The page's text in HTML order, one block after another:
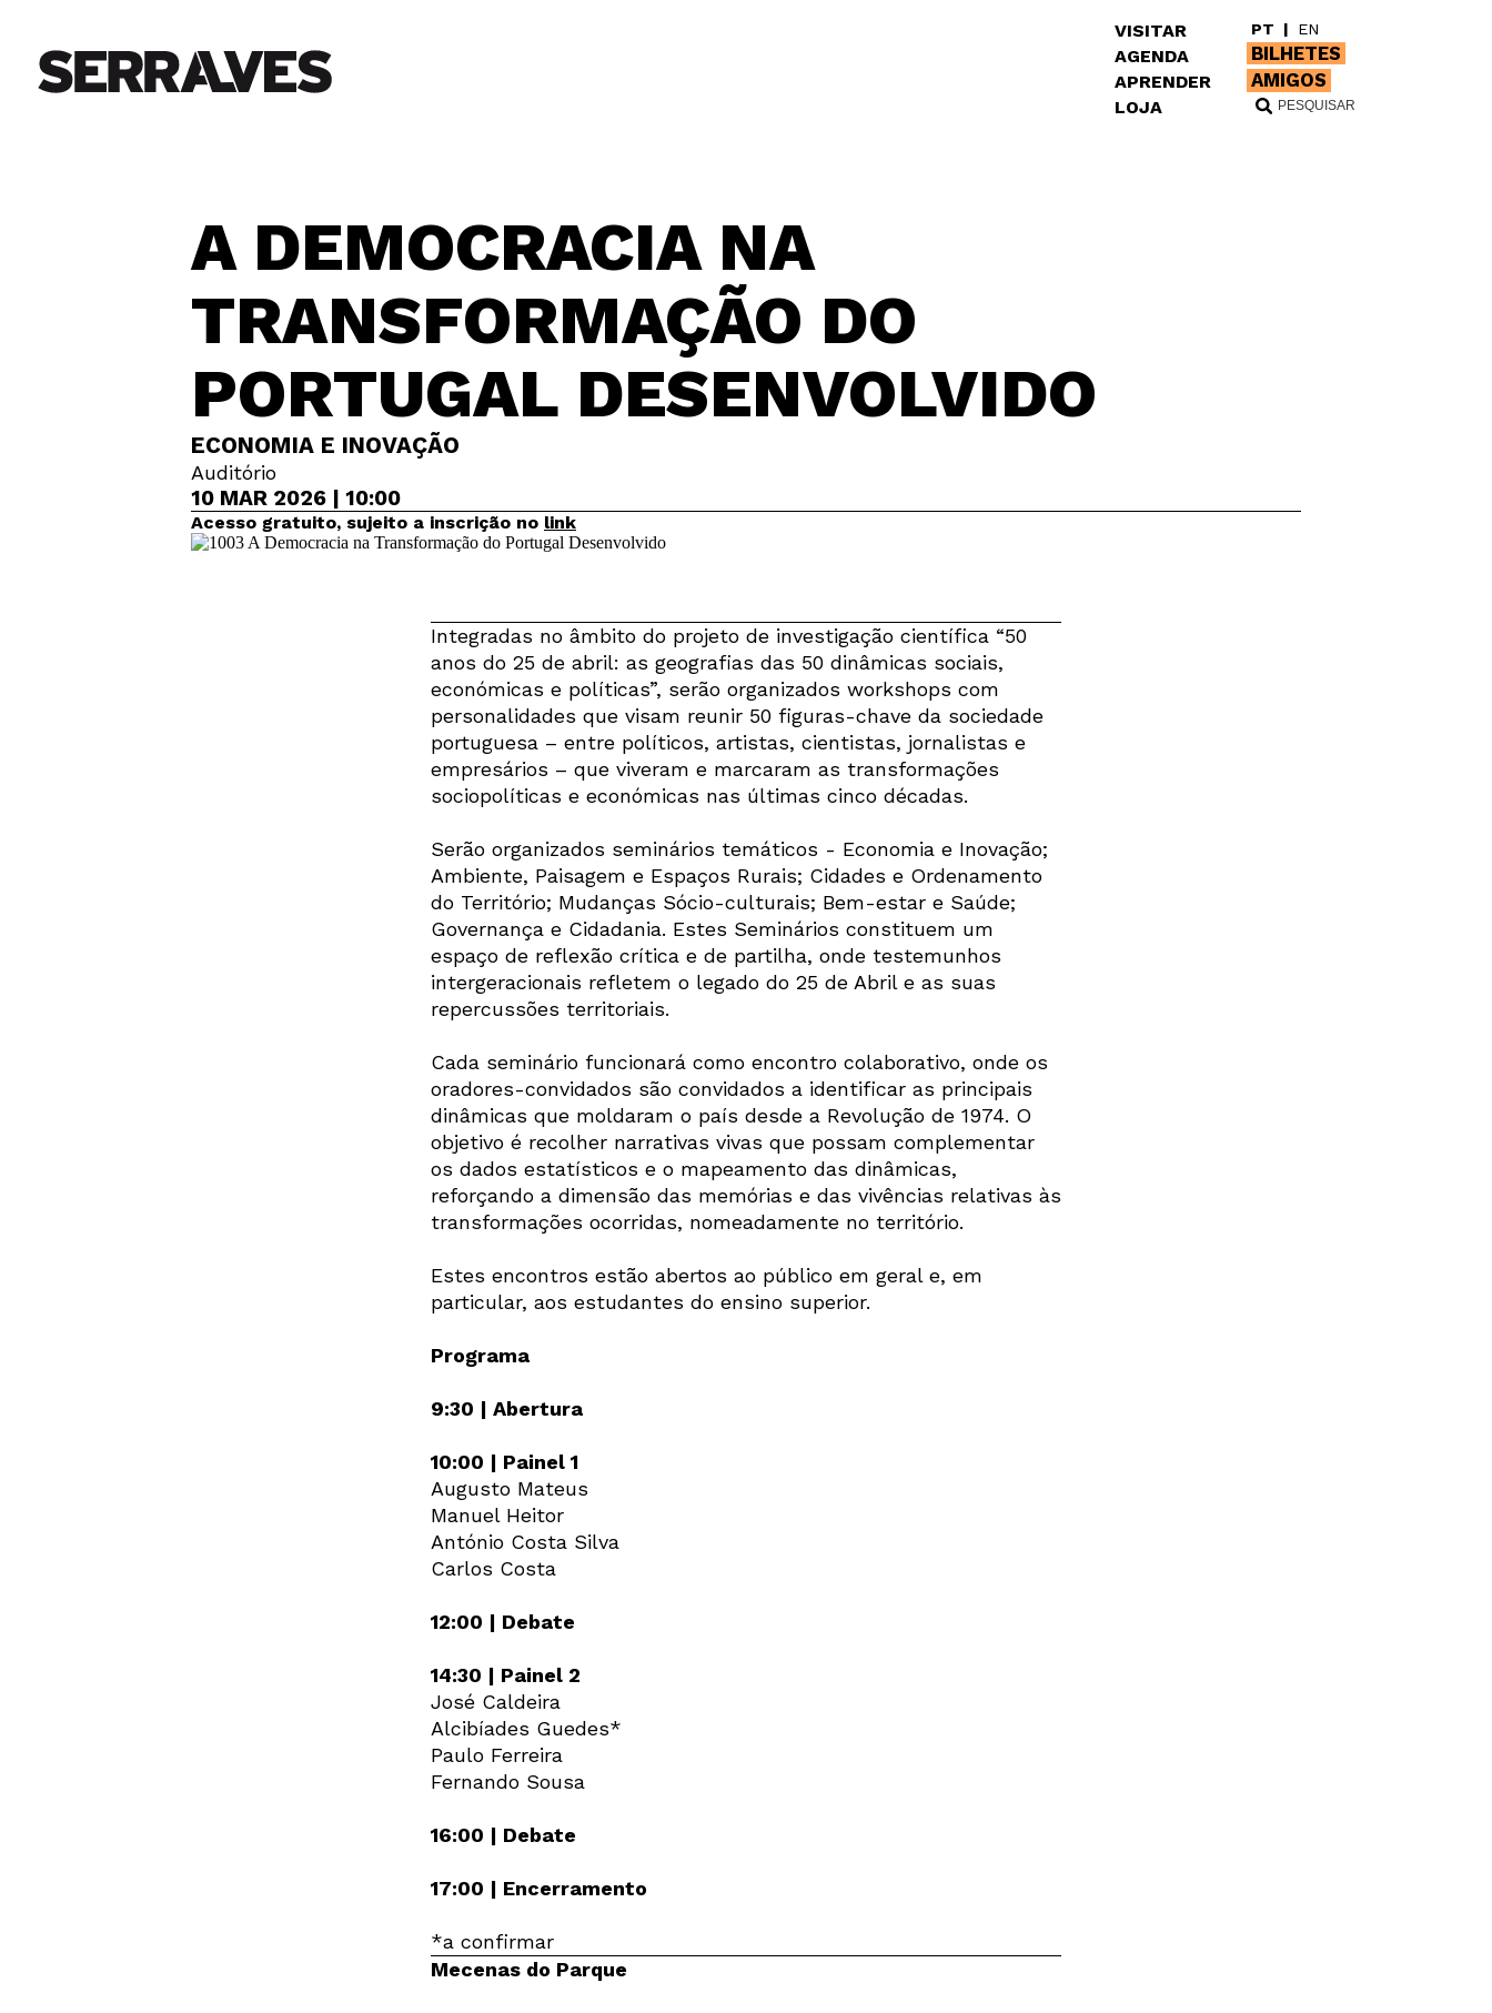
VISITAR
AGENDA
APRENDER
LOJA
PT | EN
BILHETES
AMIGOS
A DEMOCRACIA NA
TRANSFORMAÇÃO DO
PORTUGAL DESENVOLVIDO
ECONOMIA E INOVAÇÃO
Auditório
10 MAR 2026 | 10:00
Acesso gratuito, sujeito a inscrição no link
Integradas no âmbito do projeto de investigação científica “50
anos do 25 de abril: as geografias das 50 dinâmicas sociais,
económicas e políticas”, serão organizados workshops com
personalidades que visam reunir 50 figuras-chave da sociedade
portuguesa – entre políticos, artistas, cientistas, jornalistas e
empresários – que viveram e marcaram as transformações
sociopolíticas e económicas nas últimas cinco décadas.
Serão organizados seminários temáticos - Economia e Inovação;
Ambiente, Paisagem e Espaços Rurais; Cidades e Ordenamento
do Território; Mudanças Sócio-culturais; Bem-estar e Saúde;
Governança e Cidadania. Estes Seminários constituem um
espaço de reflexão crítica e de partilha, onde testemunhos
intergeracionais refletem o legado do 25 de Abril e as suas
repercussões territoriais.
Cada seminário funcionará como encontro colaborativo, onde os
oradores-convidados são convidados a identificar as principais
dinâmicas que moldaram o país desde a Revolução de 1974. O
objetivo é recolher narrativas vivas que possam complementar
os dados estatísticos e o mapeamento das dinâmicas,
reforçando a dimensão das memórias e das vivências relativas às
transformações ocorridas, nomeadamente no território.
Estes encontros estão abertos ao público em geral e, em
particular, aos estudantes do ensino superior.
Programa
9:30 | Abertura
10:00 | Painel 1
Augusto Mateus
Manuel Heitor
António Costa Silva
Carlos Costa
12:00 | Debate
14:30 | Painel 2
José Caldeira
Alcibíades Guedes*
Paulo Ferreira
Fernando Sousa
16:00 | Debate
17:00 | Encerramento
*a confirmar
Mecenas do Parque
Newsletter